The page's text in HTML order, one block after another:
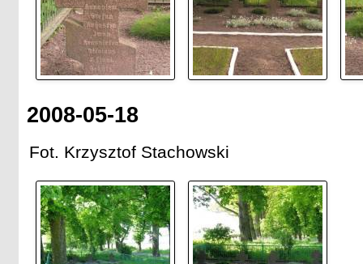
2008-05-18
Fot. Krzysztof Stachowski